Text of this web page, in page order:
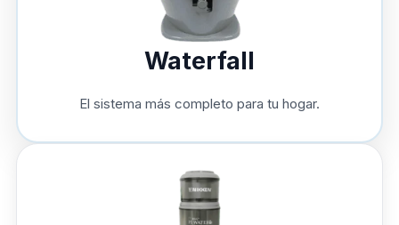
Waterfall
El sistema más completo para tu hogar.